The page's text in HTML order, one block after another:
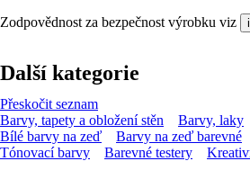
Zodpovědnost za bezpečnost výrobku viz
Další kategorie
Přeskočit seznam
Barvy, tapety a obložení stěn
Barvy, laky
Bílé barvy na zeď
Barvy na zeď barevné
Tónovací barvy
Barevné testery